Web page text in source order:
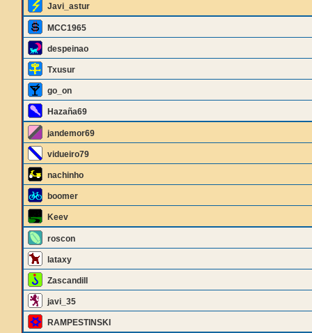
Javi_astur
MCC1965
despeinao
Txusur
go_on
Hazaña69
jandemor69
vidueiro79
nachinho
boomer
Keev
roscon
lataxy
Zascandill
javi_35
RAMPESTINSKI